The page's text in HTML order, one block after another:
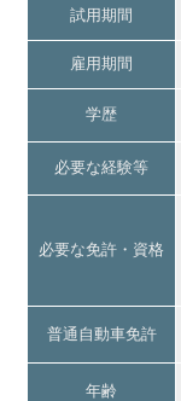
試用期間
雇用期間
学歴
必要な経験等
必要な免許・資格
普通自動車免許
年齢